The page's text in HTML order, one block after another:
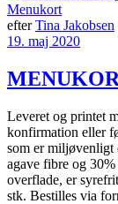
Menukort
efter Tina Jakobsen
19. maj 2020
Leveret og printet
konfirmation eller
som er miljøvenligt
agave fibre og
overflade, er
stk. Bestilles via